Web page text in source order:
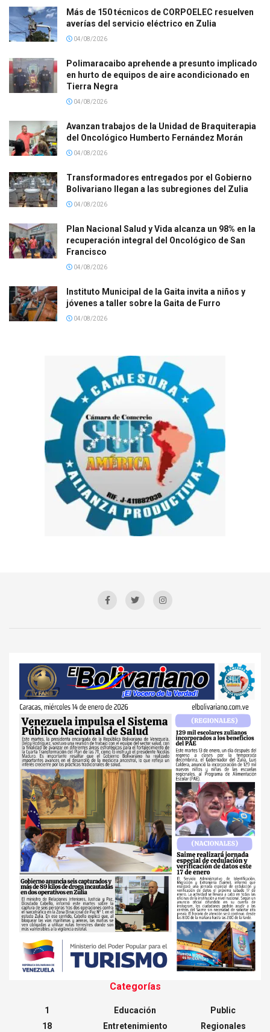
Más de 150 técnicos de CORPOELEC resuelven
averías del servicio eléctrico en Zulia
04/08/2026
Polimaracaibo aprehende a presunto implicado
en hurto de equipos de aire acondicionado en
Tierra Negra
04/08/2026
Avanzan trabajos de la Unidad de Braquiterapia
del Oncológico Humberto Fernández Morán
04/08/2026
Transformadores entregados por el Gobierno
Bolivariano llegan a las subregiones del Zulia
04/08/2026
Plan Nacional Salud y Vida alcanza un 98% en la
recuperación integral del Oncológico de San
Francisco
04/08/2026
Instituto Municipal de la Gaita invita a niños y
jóvenes a taller sobre la Gaita de Furro
04/08/2026
Categorías
1
18
Educación
Entretenimiento
Public
Regionales